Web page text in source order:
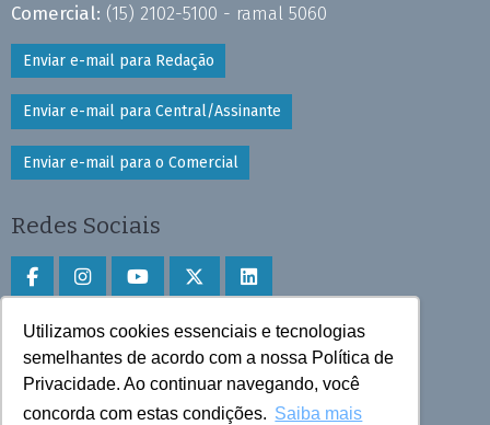
Utilizamos cookies essenciais e tecnologias
semelhantes de acordo com a nossa Política de
Privacidade. Ao continuar navegando, você
concorda com estas condições. Saiba mais
Comercial: (15) 2102-5100 - ramal 5060
Enviar e-mail para Redação
Enviar e-mail para Central/Assinante
Enviar e-mail para o Comercial
Redes Sociais
Faça download do aplicativo
Play Store e App Store